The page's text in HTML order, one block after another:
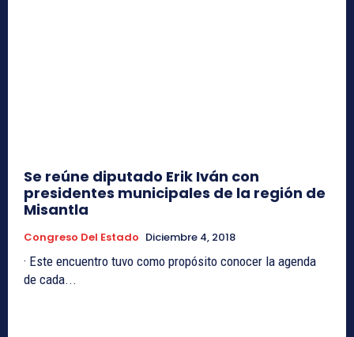
Se reúne diputado Erik Iván con
presidentes municipales de la región de
Misantla
Congreso Del Estado Diciembre 4, 2018
· Este encuentro tuvo como propósito conocer la agenda
de cada...